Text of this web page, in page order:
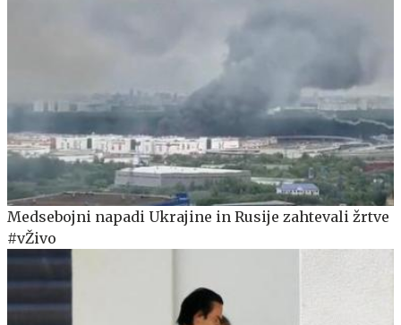
Medsebojni napadi Ukrajine in Rusije zahtevali žrtve
#vŽivo